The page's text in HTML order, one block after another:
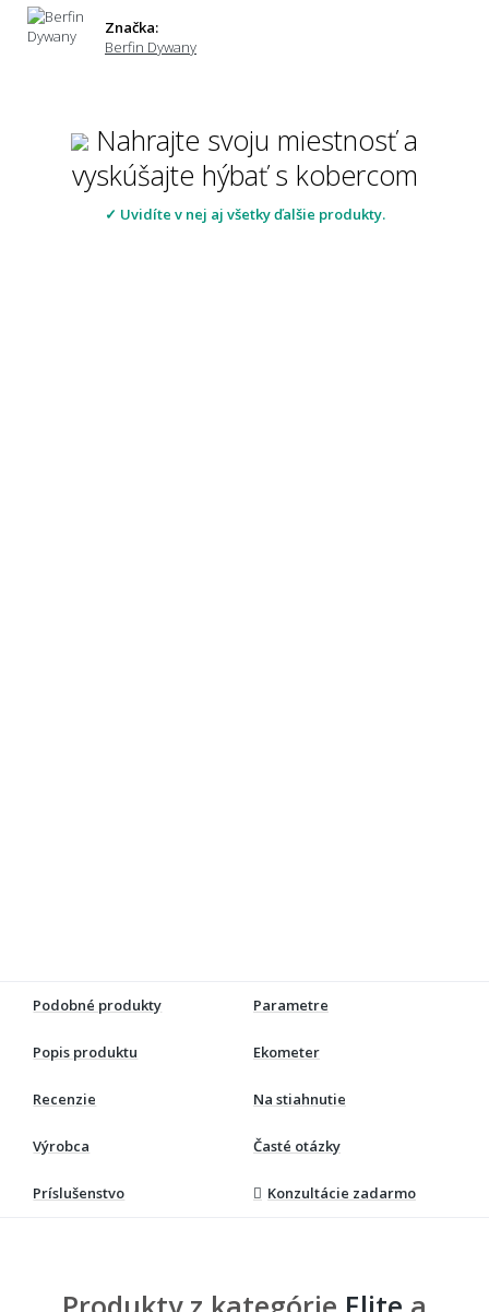
Značka:
Berfin Dywany
Nahrajte svoju miestnosť a
vyskúšajte hýbať s kobercom
✓ Uvidíte v nej aj všetky ďalšie produkty.
Podobné produkty Parametre
Popis produktu Ekometer
Recenzie Na stiahnutie
Výrobca Časté otázky
Príslušenstvo Konzultácie zadarmo